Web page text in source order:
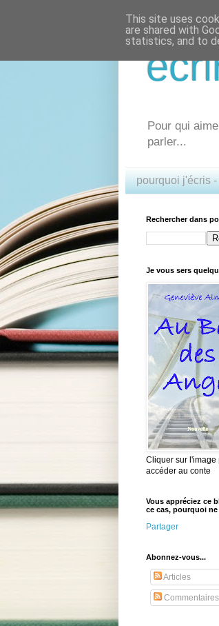
Pour qui
parler...
pourquoi j'écris -
Rechercher dans
Je vous sers
Cliquer sur l'image
accéder au conte
Vous appréciez ce
ce cas, pourquoi ne
Partager
Abonnez-vous...
Articles
Commentaires
This site uses
are shared with
statistics, and to